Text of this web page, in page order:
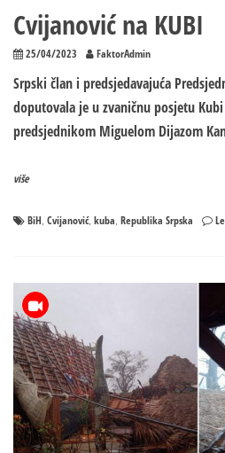
Cvijanović na KUBI
25/04/2023 FaktorAdmin
Srpski član i predsjedavajuća
doputovala je u zvaničnu posjetu
predsjednikom Miguelom Dijazom
više
BiH Cvijanović, kuba Republika Srpska